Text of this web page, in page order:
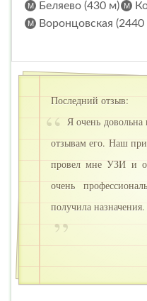
Беляево (430 м)
Воронцовская (2440
Последний отзыв:
Я очень
отзывам его. Наш
провел мне УЗИ и
очень
получила